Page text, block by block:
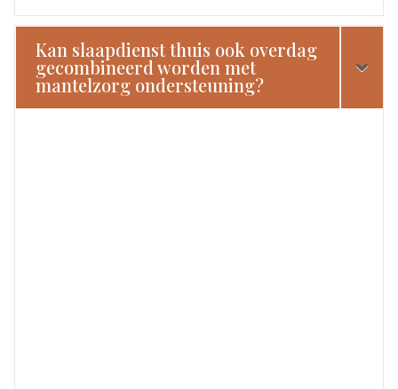
Kan slaapdienst thuis ook overdag
gecombineerd worden met
mantelzorg ondersteuning?